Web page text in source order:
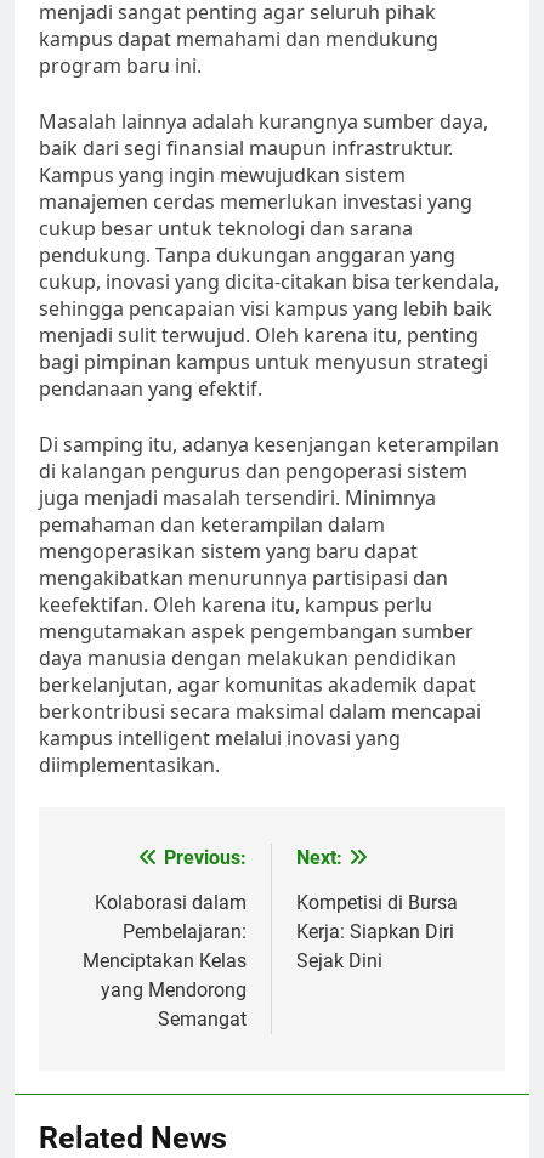
menjadi sangat penting agar seluruh pihak
kampus dapat memahami dan mendukung
program baru ini.
Masalah lainnya adalah kurangnya sumber daya,
baik dari segi finansial maupun infrastruktur.
Kampus yang ingin mewujudkan sistem
manajemen cerdas memerlukan investasi yang
cukup besar untuk teknologi dan sarana
pendukung. Tanpa dukungan anggaran yang
cukup, inovasi yang dicita-citakan bisa terkendala,
sehingga pencapaian visi kampus yang lebih baik
menjadi sulit terwujud. Oleh karena itu, penting
bagi pimpinan kampus untuk menyusun strategi
pendanaan yang efektif.
Di samping itu, adanya kesenjangan keterampilan
di kalangan pengurus dan pengoperasi sistem
juga menjadi masalah tersendiri. Minimnya
pemahaman dan keterampilan dalam
mengoperasikan sistem yang baru dapat
mengakibatkan menurunnya partisipasi dan
keefektifan. Oleh karena itu, kampus perlu
mengutamakan aspek pengembangan sumber
daya manusia dengan melakukan pendidikan
berkelanjutan, agar komunitas akademik dapat
berkontribusi secara maksimal dalam mencapai
kampus intelligent melalui inovasi yang
diimplementasikan.
navigation
Previous:
Kolaborasi dalam
Pembelajaran:
Menciptakan Kelas
yang Mendorong
Semangat
Next:
Kompetisi di Bursa
Kerja: Siapkan Diri
Sejak Dini
Related News